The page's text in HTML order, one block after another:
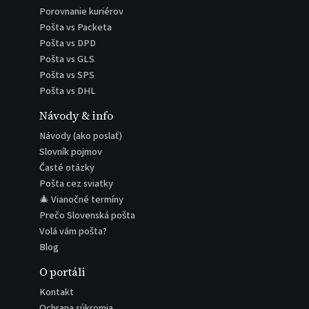
Porovnanie kuriérov
Pošta vs Packeta
Pošta vs DPD
Pošta vs GLS
Pošta vs SPS
Pošta vs DHL
Návody & info
Návody (ako poslať)
Slovník pojmov
Časté otázky
Pošta cez sviatky
🎄 Vianočné termíny
Prečo Slovenská pošta
Volá vám pošta?
Blog
O portáli
Kontakt